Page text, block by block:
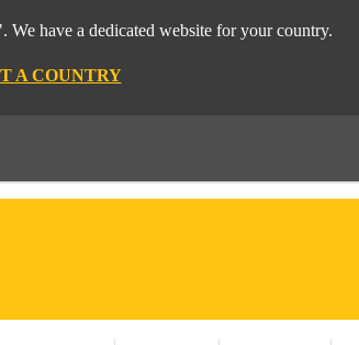
have a dedicated website for your country.
A COUNTRY